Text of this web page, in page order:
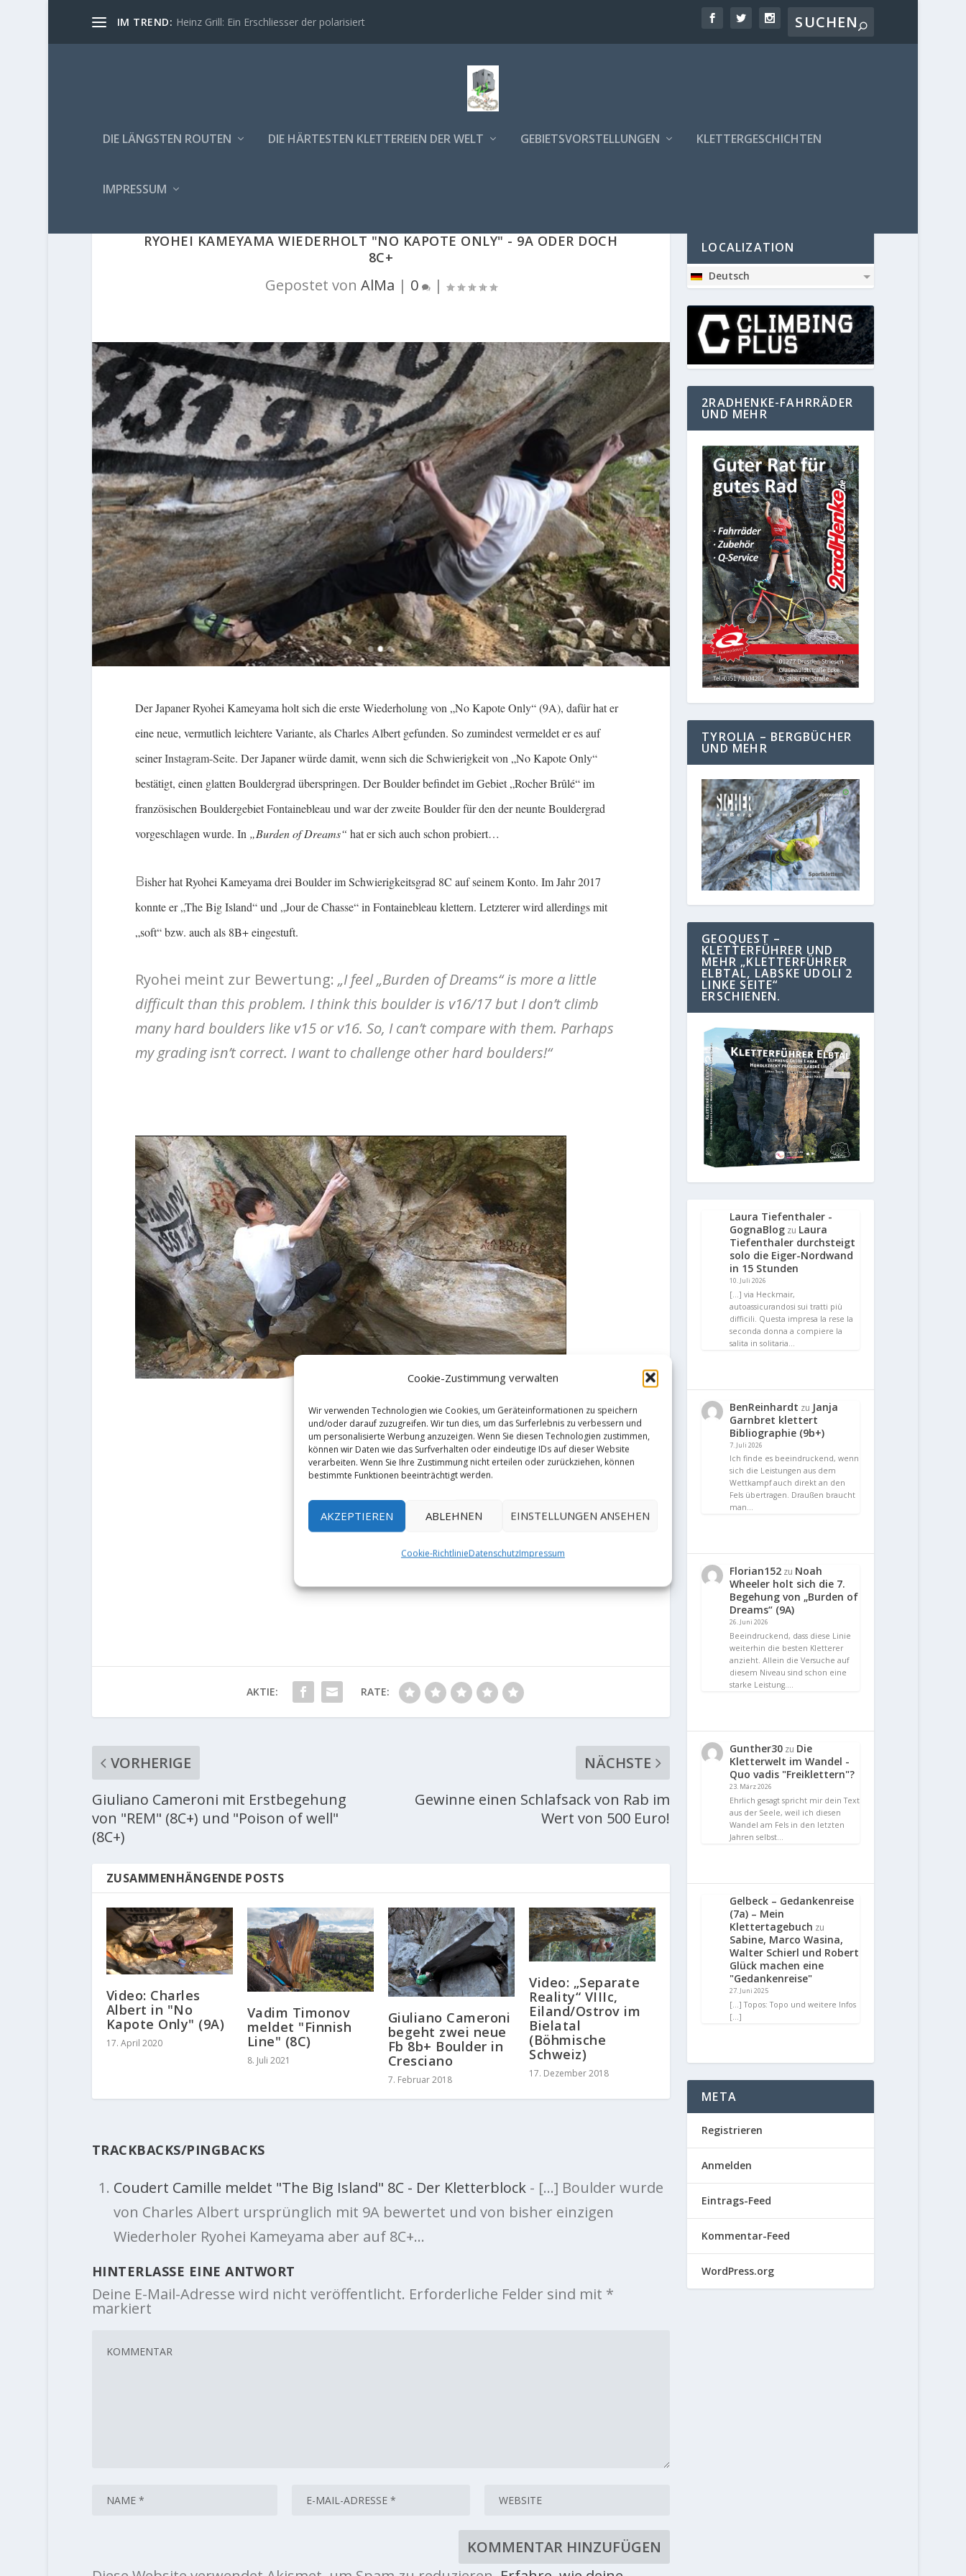
Cookie-Zustimmung verwalten
Wir verwenden Technologien wie Cookies, um Geräteinformationen zu speichern
und/oder darauf zuzugreifen. Wir tun dies, um das Surferlebnis zu verbessern und
um personalisierte Werbung anzuzeigen. Wenn Sie diesen Technologien zustimmen,
können wir Daten wie das Surfverhalten oder eindeutige IDs auf dieser Website
verarbeiten. Wenn Sie Ihre Zustimmung nicht erteilen oder zurückziehen, können
bestimmte Funktionen beeinträchtigt werden.
AKZEPTIEREN ABLEHNEN EINSTELLUNGEN ANSEHEN
Cookie-RichtlinieDatenschutzImpressum
IM TREND: Heinz Grill: Ein Erschliesser der polarisiert
DIE LÄNGSTEN ROUTEN DIE HÄRTESTEN KLETTEREIEN DER WELT GEBIETSVORSTELLUNGEN KLETTERGESCHICHTEN
IMPRESSUM
RYOHEI KAMEYAMA WIEDERHOLT "NO KAPOTE ONLY" - 9A ODER DOCH
8C+
Gepostet von AlMa | 0 |
Der Japaner Ryohei Kameyama holt sich die erste Wiederholung von „No Kapote Only“ (9A), dafür hat er
eine neue, vermutlich leichtere Variante, als Charles Albert gefunden. So zumindest vermeldet er es auf
seinerInstagram-Seite. Der Japaner würde damit, wenn sich die Schwierigkeit von „No Kapote Only“
bestätigt, einen glatten Bouldergrad überspringen. Der Boulder befindet im Gebiet „Rocher Brûlé“ im
französischen Bouldergebiet Fontainebleau und war der zweite Boulder für den der neunte Bouldergrad
vorgeschlagen wurde. In „Burden of Dreams“ hat er sich auch schon probiert…
Bisher hat Ryohei Kameyama drei Boulder im Schwierigkeitsgrad 8C auf seinem Konto. Im Jahr 2017
konnte er „The Big Island“ und „Jour de Chasse“ in Fontainebleau klettern. Letzterer wird allerdings mit
„soft“ bzw. auch als 8B+ eingestuft.
Ryohei meint zur Bewertung: „I feel „Burden of Dreams“ is more a little
difficult than this problem. I think this boulder is v16/17 but I don’t climb
many hard boulders like v15 or v16. So, I can’t compare with them. Parhaps
my grading isn’t correct. I want to challenge other hard boulders!“
AKTIE: RATE:
VORHERIGE
Giuliano Cameroni mit Erstbegehung
von "REM" (8C+) und "Poison of well"
(8C+)
NÄCHSTE
Gewinne einen Schlafsack von Rab im
Wert von 500 Euro!
ZUSAMMENHÄNGENDE POSTS
Video: Charles
Albert in "No
Kapote Only" (9A)
17. April 2020
Vadim Timonov
meldet "Finnish
Line" (8C)
8. Juli 2021
Giuliano Cameroni
begeht zwei neue
Fb 8b+ Boulder in
Cresciano
7. Februar 2018
Video: „Separate
Reality“ VIIIc,
Eiland/Ostrov im
Bielatal
(Böhmische
Schweiz)
17. Dezember 2018
TRACKBACKS/PINGBACKS
Coudert Camille meldet "The Big Island" 8C - Der Kletterblock- […] Boulder wurde
von Charles Albert ursprünglich mit 9A bewertet und von bisher einzigen
Wiederholer Ryohei Kameyama aber auf 8C+…
HINTERLASSE EINE ANTWORT
Deine E-Mail-Adresse wird nicht veröffentlicht. Erforderliche Felder sind mit *
markiert
LOCALIZATION
Deutsch
2RADHENKE-FAHRRÄDER
UND MEHR
TYROLIA – BERGBÜCHER
UND MEHR
GEOQUEST –
KLETTERFÜHRER UND
MEHR „KLETTERFÜHRER
ELBTAL, LABSKE UDOLI 2
LINKE SEITE“
ERSCHIENEN.
Laura Tiefenthaler -
GognaBlog zu Laura
Tiefenthaler durchsteigt
solo die Eiger-Nordwand
in 15 Stunden
10. Juli 2026
[…] via Heckmair,
autoassicurandosi sui tratti più
difficili. Questa impresa la rese la
seconda donna a compiere la
salita in solitaria…
BenReinhardt zu Janja
Garnbret klettert
Bibliographie (9b+)
7. Juli 2026
Ich finde es beeindruckend, wenn
sich die Leistungen aus dem
Wettkampf auch direkt an den
Fels übertragen. Draußen braucht
man…
Florian152 zu Noah
Wheeler holt sich die 7.
Begehung von „Burden of
Dreams“ (9A)
26. Juni 2026
Beeindruckend, dass diese Linie
weiterhin die besten Kletterer
anzieht. Allein die Versuche auf
diesem Niveau sind schon eine
starke Leistung.…
Gunther30 zu Die
Kletterwelt im Wandel -
Quo vadis "Freiklettern"?
23. März 2026
Ehrlich gesagt spricht mir dein Text
aus der Seele, weil ich diesen
Wandel am Fels in den letzten
Jahren selbst…
Gelbeck – Gedankenreise
(7a) – Mein
Klettertagebuch zu
Sabine, Marco Wasina,
Walter Schierl und Robert
Glück machen eine
"Gedankenreise"
27. Juni 2025
[…] Topos: Topo und weitere Infos
[…]
META
Registrieren
Anmelden
Eintrags-Feed
Kommentar-Feed
WordPress.org